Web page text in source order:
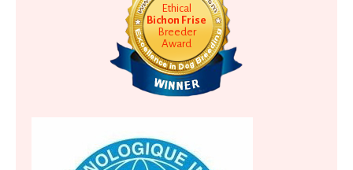
Ethical
Bichon Frise
Breeder
Award